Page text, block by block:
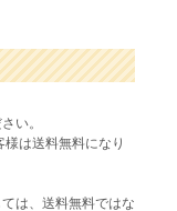
い。
は送料無料になり
は、送料無料ではな